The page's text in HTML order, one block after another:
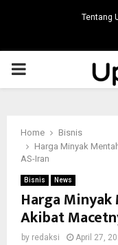
Tentang
PRIMARY
Home
Bisnis
Harga Minyak
AS-Iran
Bisnis News
Harga Minyak
Akibat
by redaksi April 27,